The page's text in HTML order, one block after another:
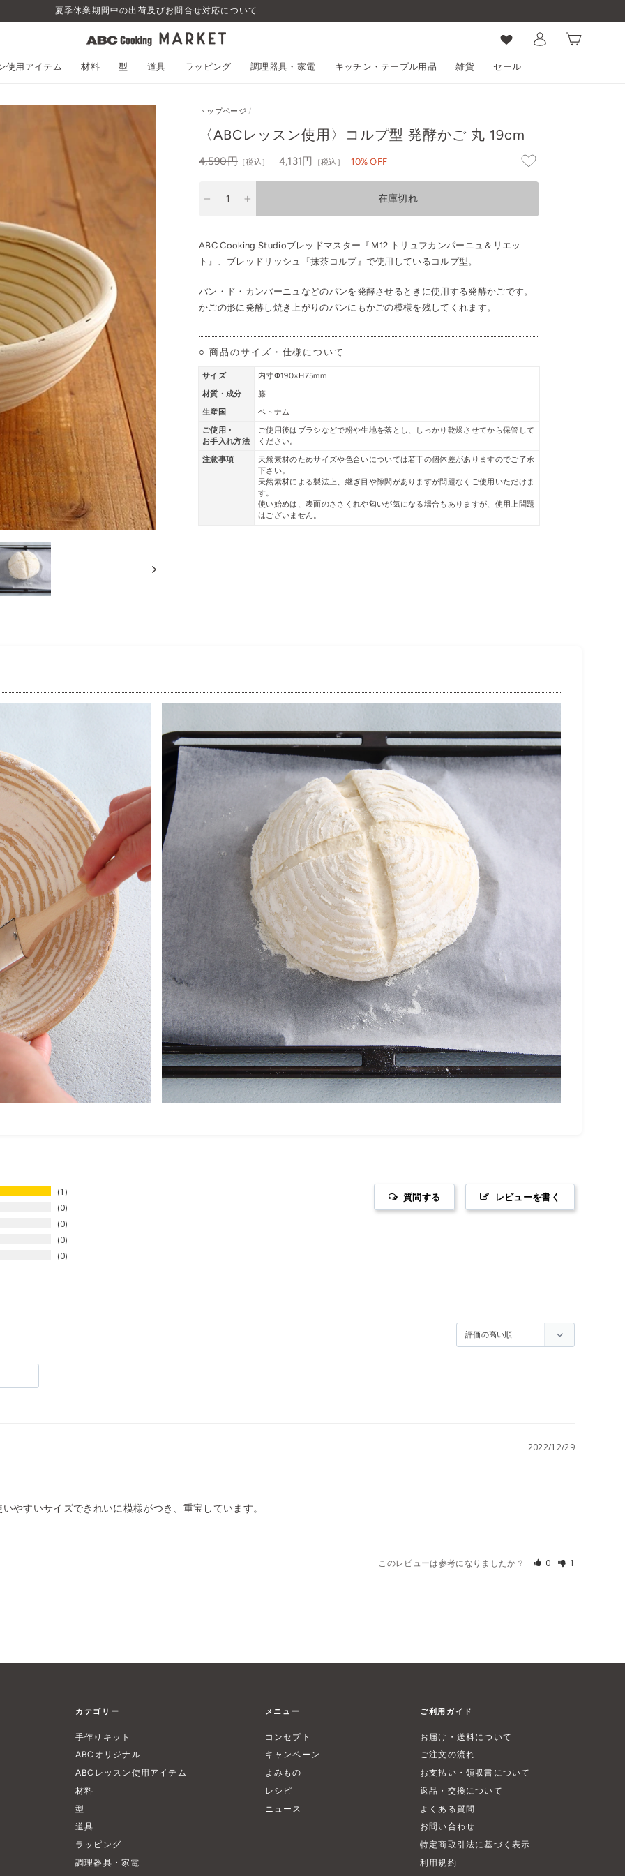
夏季休業期間中の出荷及びお問合せ対応について
使用アイテム
材料 型 道具 ラッピング 調理器具・家電 キッチン・テーブル用品 雑貨 セール
トップページ /
〈ABCレッスン使用〉コルプ型 発酵かご 丸 19cm
通
4,590円［税込］
セ
4,131円 ［税込］ 10% OFF
在庫切れ
ABC Cooking Studioブレッドマスター『Ｍ12 トリュフカンパーニュ＆リエッ
ト』、ブレッドリッシュ『抹茶コルプ』で使用しているコルプ型。
パン・ド・カンパーニュなどのパンを発酵させるときに使用する発酵かごです。
かごの形に発酵し焼き上がりのパンにもかごの模様を残してくれます。
○ 商品のサイズ・仕様について
サイズ
内寸Φ190×H75mm
材質・成分
籐
生産国
ベトナム
ご使用・
お手入れ方法
ご使用後はブラシなどで粉や生地を落とし、しっかり乾燥させてから保管して
ください。
注意事項
天然素材のためサイズや色合いについては若干の個体差がありますのでご了承
下さい。
天然素材による製法上、継ぎ目や隙間がありますが問題なくご使用いただけま
す。
使い始めは、表面のささくれや匂いが気になる場合もありますが、使用上問題
はございません。
1
0
0
0
0
レビューを書く
質問する
2022/12/29
やすいサイズできれいに模様がつき、重宝しています。
このレビューは参考になりましたか？ 0 1
カテゴリー
手作りキット
ABCオリジナル
ABCレッスン使用アイテム
材料
型
道具
ラッピング
調理器具・家電
メニュー
コンセプト
キャンペーン
よみもの
レシピ
ニュース
ご利用ガイド
お届け・送料について
ご注文の流れ
お支払い・領収書について
返品・交換について
よくある質問
お問い合わせ
特定商取引法に基づく表示
利用規約